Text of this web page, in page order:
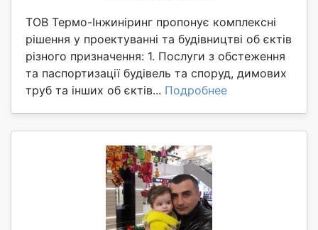
ТОВ Термо-Інжиніринг пропонує комплексні
рішення у проектуванні та будівництві об єктів
різного призначення: 1. Послуги з обстеження
та паспортизації будівель та споруд, димових
труб та інших об єктів... Подробнее